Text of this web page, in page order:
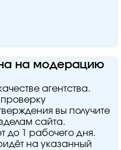
на модерацию
агентства.
вы получите
сайта.
до 1 рабочего дня.
на указанный